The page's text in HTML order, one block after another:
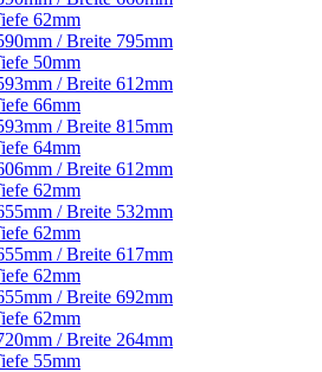
62mm
/ Breite 795mm
50mm
/ Breite 612mm
66mm
/ Breite 815mm
64mm
/ Breite 612mm
62mm
/ Breite 532mm
62mm
/ Breite 617mm
62mm
/ Breite 692mm
62mm
/ Breite 264mm
55mm